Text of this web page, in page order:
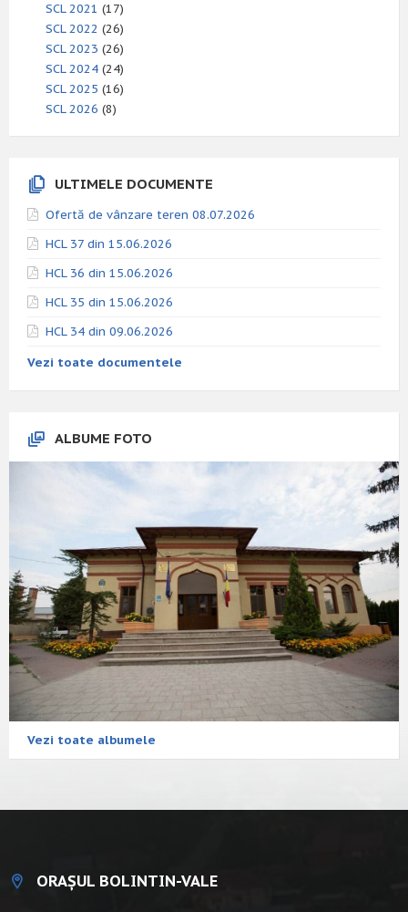
SCL 2021 (17)
SCL 2022 (26)
SCL 2023 (26)
SCL 2024 (24)
SCL 2025 (16)
SCL 2026 (8)
ULTIMELE DOCUMENTE
Ofertă de vânzare teren 08.07.2026
HCL 37 din 15.06.2026
HCL 36 din 15.06.2026
HCL 35 din 15.06.2026
HCL 34 din 09.06.2026
Vezi toate documentele
ALBUME FOTO
Vezi toate albumele
ORAȘUL BOLINTIN-VALE